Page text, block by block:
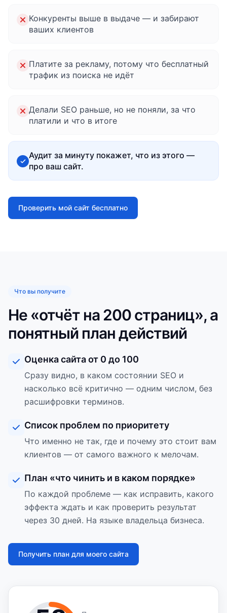
Конкуренты выше в выдаче — и забирают
ваших клиентов
Платите за рекламу, потому что бесплатный
трафик из поиска не идёт
Делали SEO раньше, но не поняли, за что
платили и что в итоге
Аудит за минуту покажет, что из этого —
про ваш сайт.
Проверить мой сайт бесплатно
Что вы получите
Не «отчёт на 200 страниц», а
понятный план действий
Оценка сайта от 0 до 100
Сразу видно, в каком состоянии SEO и
насколько всё критично — одним числом, без
расшифровки терминов.
Список проблем по приоритету
Что именно не так, где и почему это стоит вам
клиентов — от самого важного к мелочам.
План «что чинить и в каком порядке»
По каждой проблеме — как исправить, какого
эффекта ждать и как проверить результат
через 30 дней. На языке владельца бизнеса.
Получить план для моего сайта